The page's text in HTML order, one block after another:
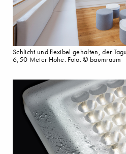
Schlicht und flexibel gehalten, der
6,50 Meter Höhe. Foto: © baumraum